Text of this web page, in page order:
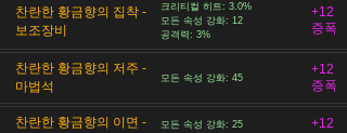
찬란한 황금향의 집착 -
보조장비
크리티컬 히트: 3.0%
모든 속성 강화: 12
공격력: 3%
+12
증폭
찬란한 황금향의 저주 -
마법석
모든 속성 강화: 45
+12
증폭
찬란한 황금향의 이면 - 모든 속성 강화: 25
+12